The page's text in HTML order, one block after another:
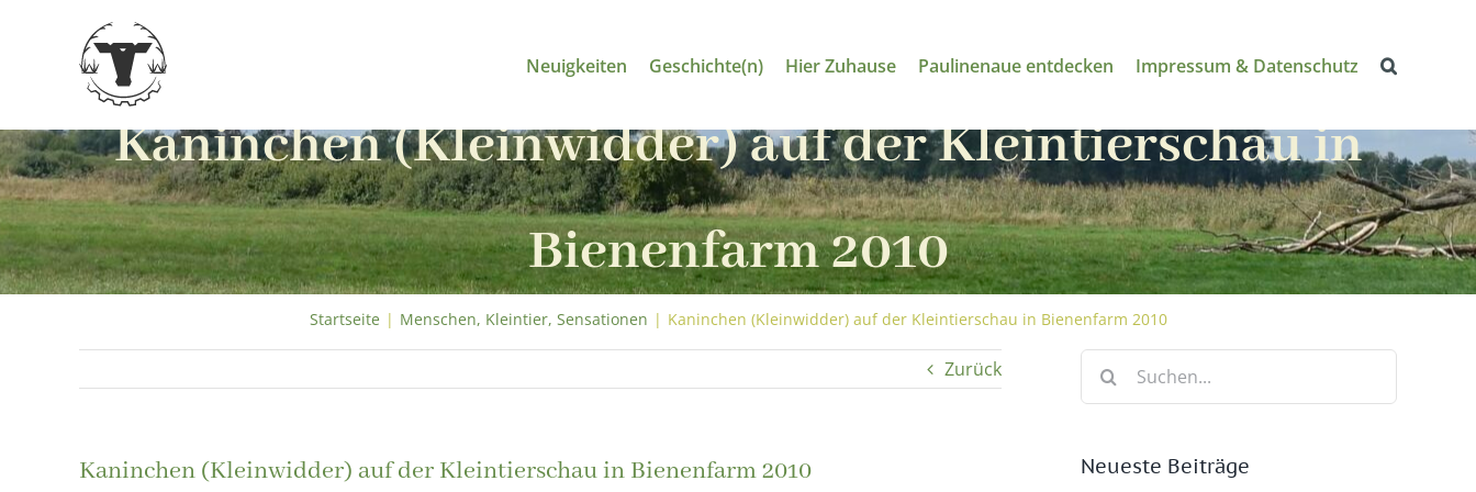
Neuigkeiten Geschichte(n) Hier Zuhause Paulinenaue entdecken Impressum & Datenschutz
Kaninchen (Kleinwidder) auf der Kleintierschau in
Bienenfarm 2010
Startseite | Menschen, Kleintier, Sensationen | Kaninchen (Kleinwidder) auf der Kleintierschau in Bienenfarm 2010
Zurück
Kaninchen (Kleinwidder) auf der Kleintierschau in Bienenfarm 2010
Suche
Neueste Beiträge